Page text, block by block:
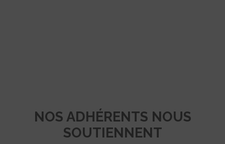
NOS ADHÉRENTS NOUS
SOUTIENNENT